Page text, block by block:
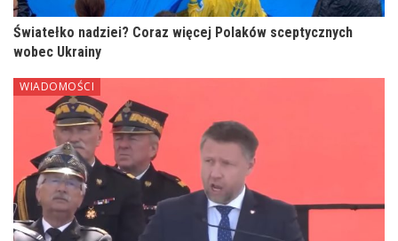
Światełko nadziei? Coraz więcej Polaków sceptycznych
wobec Ukrainy
WIADOMOŚCI